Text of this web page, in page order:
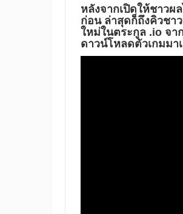
หลังจากเปิดให้ชาวผ
ก่อน ล่าสุดก็ถึงคิวชา
ใหม่ในตระกูล .io จา
ดาวน์โหลดตัวเกมมา